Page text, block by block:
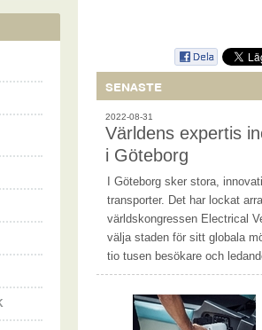
SENASTE
2022-08-31
Världens expertis
i Göteborg
I Göteborg sker stora,
transporter. Det har lockat
världskongressen Electrical
välja staden för sitt globala
tio tusen besökare och